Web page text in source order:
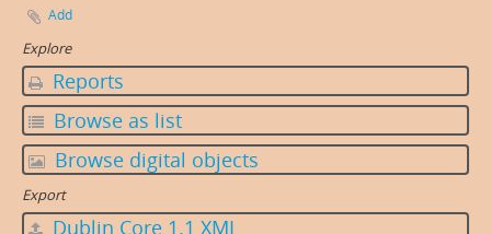
Add
Explore
Reports
Browse as list
Browse digital objects
Export
Dublin Core 1.1 XML